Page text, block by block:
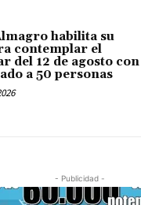
habilita su
contemplar el
del 12 de agosto con
a 50 personas
- Publicidad -